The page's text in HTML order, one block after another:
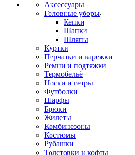
Аксессуары
Головные уборы
Кепки
Шапки
Шляпы
Куртки
Перчатки и варежки
Ремни и подтяжки
Термобельё
Носки и гетры
Футболки
Шарфы
Брюки
Жилеты
Комбинезоны
Костюмы
Рубашки
Толстовки и кофты